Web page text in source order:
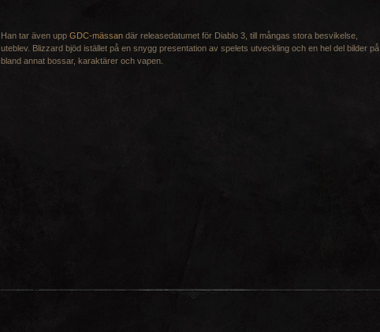
Han tar även upp GDC-mässan där releasedatumet för Diablo 3, till mångas stora besvikelse,
uteblev. Blizzard bjöd istället på en snygg presentation av spelets utveckling och en hel del bilder på
bland annat bossar, karaktärer och vapen.